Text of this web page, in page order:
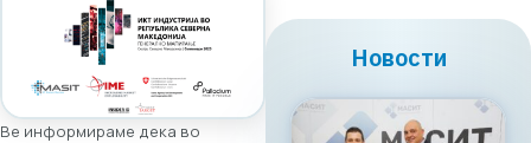
Ве информираме дека во
Новости